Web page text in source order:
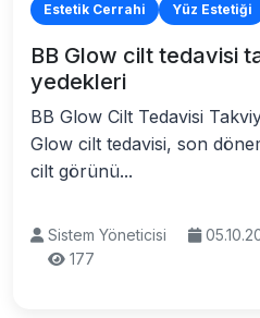
Estetik Cerrahi Yüz Estetiği
BB Glow cilt tedavisi
yedekleri
BB Glow Cilt Tedavisi
Glow cilt tedavisi, son
cilt görünü...
Sistem Yöneticisi
177